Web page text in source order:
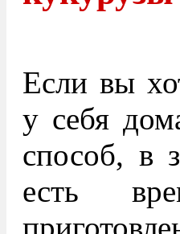
Если вы
у себя
способ, в
есть